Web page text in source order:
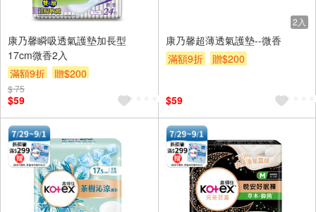
康乃馨瞬吸透氣護墊加長型
17cm微香2入
滿額9折
贈$200
$ 75
$59
2入
康乃馨超薄透氣護墊--微香
滿額9折
贈$200
$59